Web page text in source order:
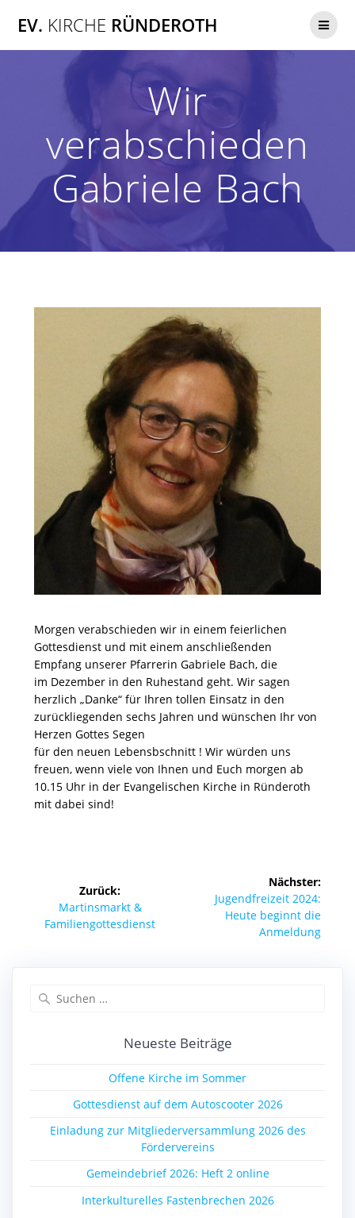
Inhalt
EV. KIRCHE RÜNDEROTH
Wir
verabschieden
Gabriele Bach
Morgen verabschieden wir in einem feierlichen
Gottesdienst und mit einem anschließenden
Empfang unserer Pfarrerin Gabriele Bach, die
im Dezember in den Ruhestand geht. Wir sagen
herzlich „Danke“ für Ihren tollen Einsatz in den
zurückliegenden sechs Jahren und wünschen Ihr von
Herzen Gottes Segen
für den neuen Lebensbschnitt ! Wir würden uns
freuen, wenn viele von Ihnen und Euch morgen ab
10.15 Uhr in der Evangelischen Kirche in Ründeroth
mit dabei sind!
Zurück:
Vorheriger
Beitrag:
Martinsmarkt &
Familiengottesdienst
Nächster:
Nächster
Beitrag:
Jugendfreizeit 2024:
Heute beginnt die
Anmeldung
Neueste Beiträge
Offene Kirche im Sommer
Gottesdienst auf dem Autoscooter 2026
Einladung zur Mitgliederversammlung 2026 des
Fördervereins
Gemeindebrief 2026: Heft 2 online
Interkulturelles Fastenbrechen 2026